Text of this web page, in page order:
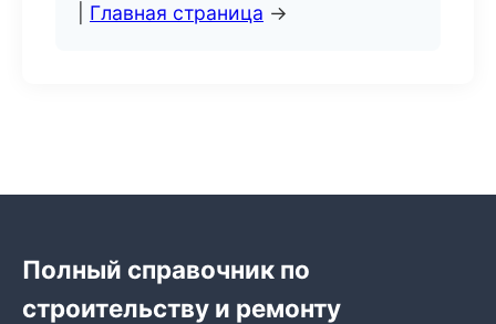
Главная страница →
Полный справочник по
строительству и ремонту